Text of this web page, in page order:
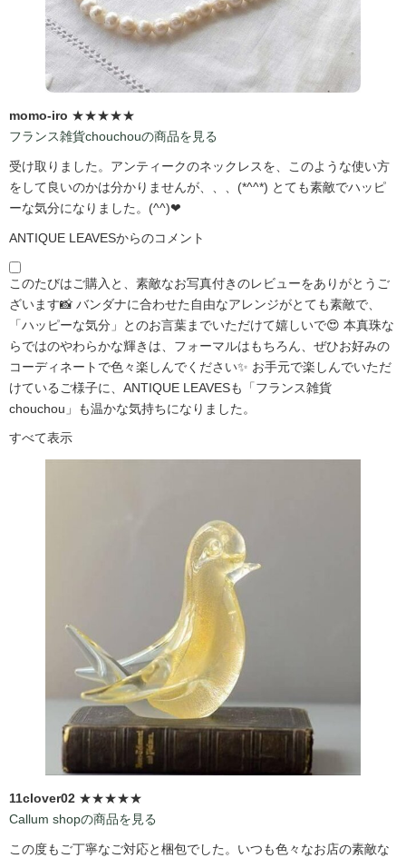
momo-iro ★★★★★
フランス雑貨chouchouの商品を見る
受け取りました。アンティークのネックレスを、このような使い方
をして良いのかは分かりませんが、、、(*^^*) とても素敵でハッピ
ーな気分になりました。(^^)❤
ANTIQUE LEAVESからのコメント
このたびはご購入と、素敵なお写真付きのレビューをありがとうご
ざいます📸 バンダナに合わせた自由なアレンジがとても素敵で、
「ハッピーな気分」とのお言葉までいただけて嬉しいで😍 本真珠な
らではのやわらかな輝きは、フォーマルはもちろん、ぜひお好みの
コーディネートで色々楽しんでください✨ お手元で楽しんでいただ
けているご様子に、ANTIQUE LEAVESも「フランス雑貨
chouchou」も温かな気持ちになりました。
すべて表示
11clover02 ★★★★★
Callum shopの商品を見る
この度もご丁寧なご対応と梱包でした。いつも色々なお店の素敵な